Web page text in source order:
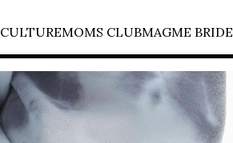
CULTUREMOMS CLUBMAGME BRIDE